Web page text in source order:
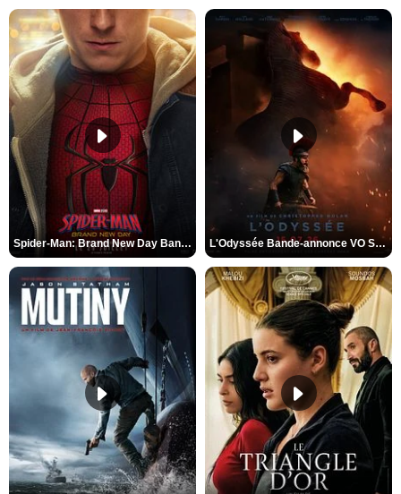
Spider-Man: Brand New Day Bande-annonce VO STFR L'Odyssée Bande-annonce VO STFR